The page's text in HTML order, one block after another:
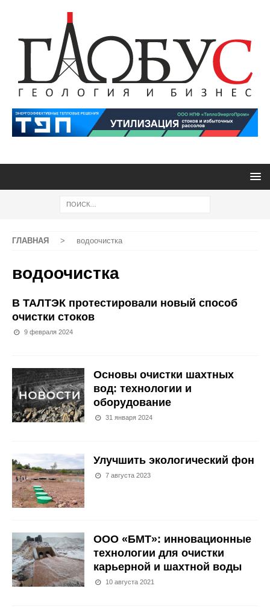
ГЛАВНАЯ > водоочистка
водоочистка
В ТАЛТЭК протестировали новый способ
очистки стоков
9 февраля 2024
Основы очистки шахтных
вод: технологии и
оборудование
31 января 2024
Улучшить экологический фон
7 августа 2023
ООО «БМТ»: инновационные
технологии для очистки
карьерной и шахтной воды
10 августа 2021